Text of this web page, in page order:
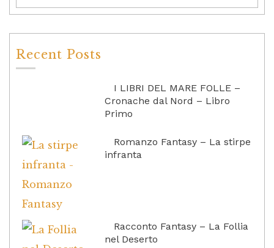
Recent Posts
I LIBRI DEL MARE FOLLE –
Cronache dal Nord – Libro
Primo
Romanzo Fantasy – La stirpe
infranta
Racconto Fantasy – La Follia
nel Deserto